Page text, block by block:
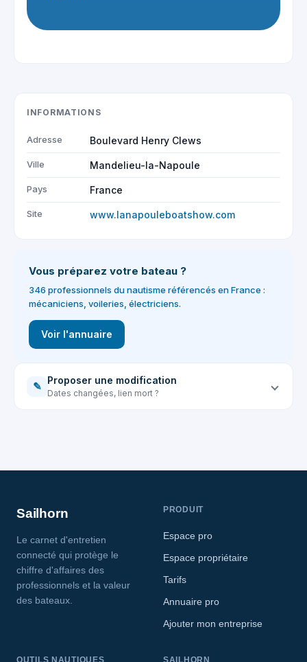
INFORMATIONS
Adresse Boulevard Henry Clews
Ville Mandelieu-la-Napoule
Pays France
Site www.lanapouleboatshow.com
Vous préparez votre bateau ?
346 professionnels du nautisme référencés en France :
mécaniciens, voileries, électriciens.
Voir l'annuaire
✎ Proposer une modification
Dates changées, lien mort ?
Sailhorn
Le carnet d'entretien
connecté qui protège le
chiffre d'affaires des
professionnels et la valeur
des bateaux.
PRODUIT
Espace pro
Espace propriétaire
Tarifs
Annuaire pro
Ajouter mon entreprise
OUTILS NAUTIQUES SAILHORN